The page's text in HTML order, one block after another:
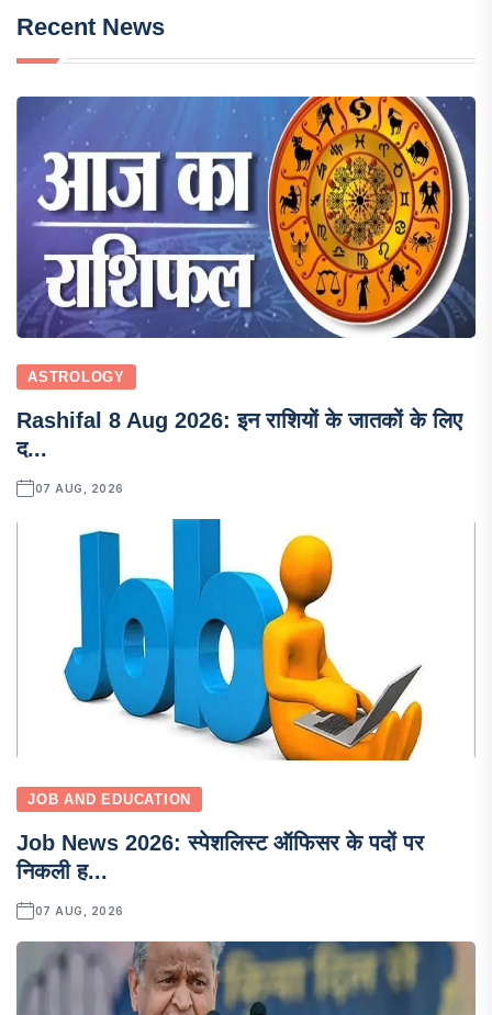
Recent News
ASTROLOGY
Rashifal 8 Aug 2026: इन राशियों के जातकों के लिए
द...
07 AUG, 2026
JOB AND EDUCATION
Job News 2026: स्पेशलिस्ट ऑफिसर के पदों पर
निकली ह...
07 AUG, 2026